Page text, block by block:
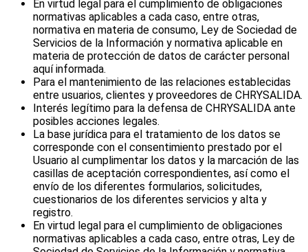
En virtud legal para el cumplimiento de obligaciones
normativas aplicables a cada caso, entre otras,
normativa en materia de consumo, Ley de Sociedad de
Servicios de la Información y normativa aplicable en
materia de protección de datos de carácter personal
aquí informada.
Para el mantenimiento de las relaciones establecidas
entre usuarios, clientes y proveedores de CHRYSALIDA.
Interés legítimo para la defensa de CHRYSALIDA ante
posibles acciones legales.
La base jurídica para el tratamiento de los datos se
corresponde con el consentimiento prestado por el
Usuario al cumplimentar los datos y la marcación de las
casillas de aceptación correspondientes, así como el
envío de los diferentes formularios, solicitudes,
cuestionarios de los diferentes servicios y alta y
registro.
En virtud legal para el cumplimiento de obligaciones
normativas aplicables a cada caso, entre otras, Ley de